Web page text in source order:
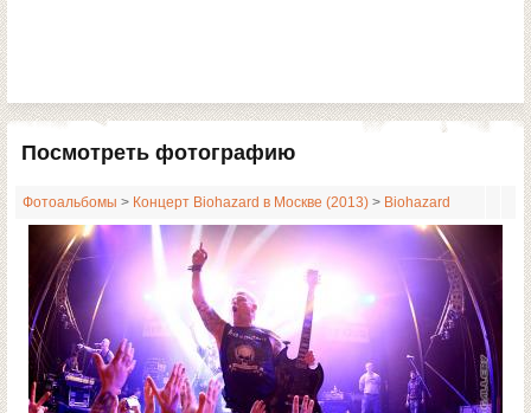
Посмотреть фотографию
Фотоальбомы > Концерт Biohazard в Москве (2013) > Biohazard